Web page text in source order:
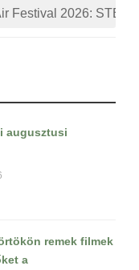
Festival 2026:
augusztusi
remek filmek
a